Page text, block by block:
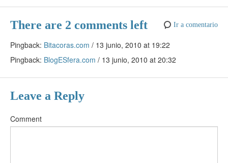
There are 2 comments left Ir a comentario
Pingback: Bitacoras.com / 13 junio, 2010 at 19:22
Pingback: BlogESfera.com / 13 junio, 2010 at 20:32
Leave a Reply
Comment